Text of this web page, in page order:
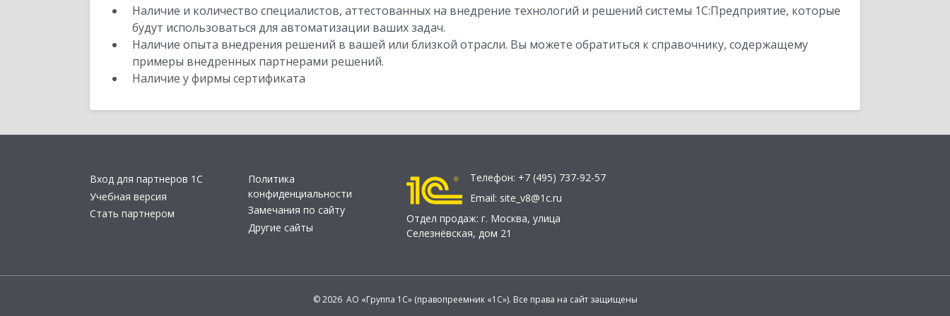
Наличие и количество специалистов, аттестованных на внедрение технологий и решений системы 1С:Предприятие, которые
будут использоваться для автоматизации ваших задач.
Наличие опыта внедрения решений в вашей или близкой отрасли. Вы можете обратиться к справочнику, содержащему
примеры внедренных партнерами решений.
Наличие у фирмы сертификата
Вход для партнеров 1С
Учебная версия
Стать партнером
Политика
конфиденциальности
Замечания по сайту
Другие сайты
Телефон: +7 (495) 737-92-57
Email: site_v8@1c.ru
Отдел продаж: г. Москва, улица
Селезнёвская, дом 21
© 2026 АО «Группа 1С» (правопреемник «1С»). Все права на сайт защищены